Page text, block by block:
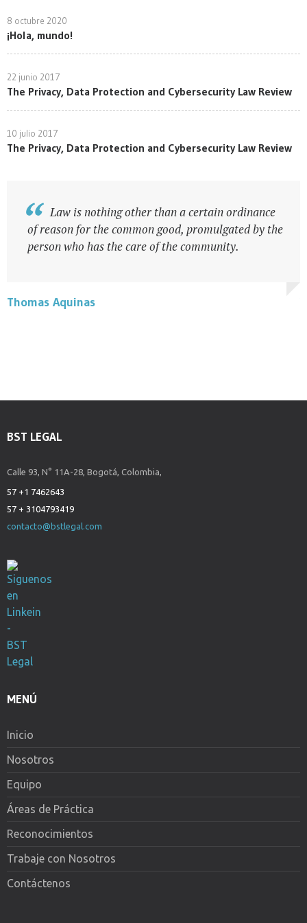
montes, nascetur ridiculus mus. Nunc in risus in turpis
consectetur tincidunt at quis ipsum.
8 octubre 2020
¡Hola, mundo!
22 junio 2017
The Privacy, Data Protection and Cybersecurity Law Review
10 julio 2017
The Privacy, Data Protection and Cybersecurity Law Review
Law is nothing other than a certain ordinance
of reason for the common good, promulgated by the
person who has the care of the community.
Thomas Aquinas
BST LEGAL
Calle 93, N° 11A-28, Bogotá, Colombia,
57 +1 7462643
57 + 3104793419
contacto@bstlegal.com
MENÚ
Inicio
Nosotros
Equipo
Áreas de Práctica
Reconocimientos
Trabaje con Nosotros
Contáctenos